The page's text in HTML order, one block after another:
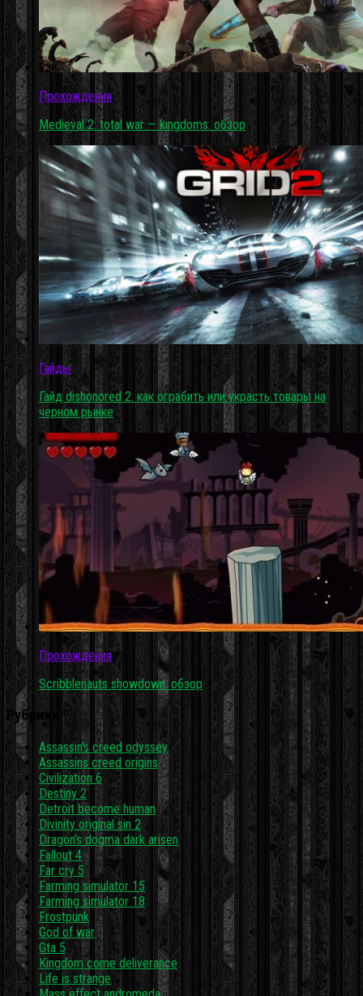
Прохождения
Medieval 2: total war — kingdoms: обзор
Гайды
Гайд dishonored 2. как ограбить или украсть товары на
черном рынке
Прохождения
Scribblenauts showdown: обзор
Рубрики
Assassin's creed odyssey
Assassins creed origins
Civilization 6
Destiny 2
Detroit become human
Divinity original sin 2
Dragon's dogma dark arisen
Fallout 4
Far cry 5
Farming simulator 15
Farming simulator 18
Frostpunk
God of war
Gta 5
Kingdom come deliverance
Life is strange